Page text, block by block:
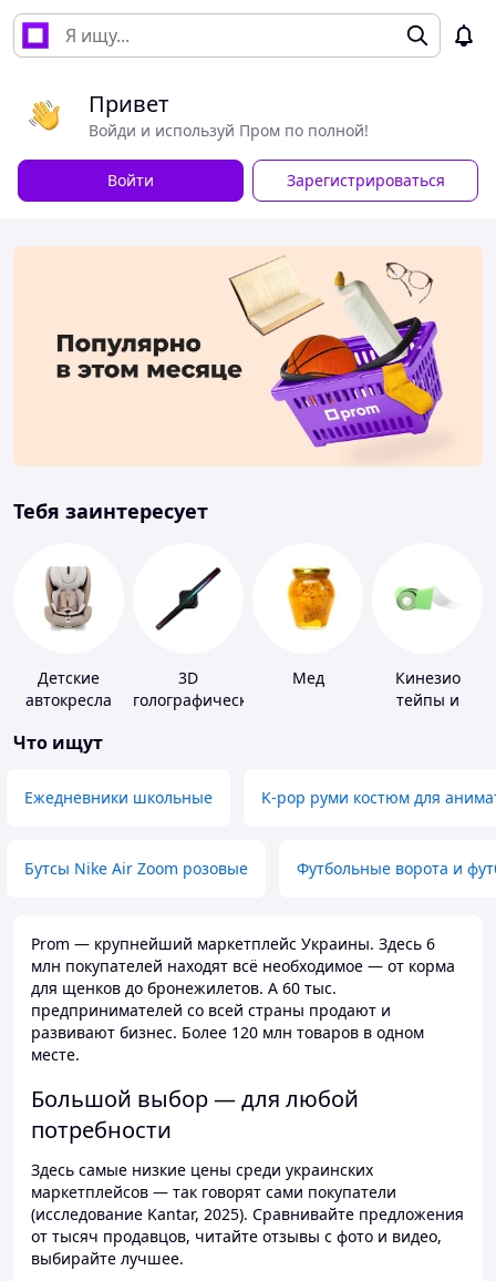
Привет
Войди и используй Пром по полной!
Войти Зарегистрироваться
Тебя заинтересует
Детские
автокресла
3D
голографические
Мед
Кинезио
тейпы и
Что ищут
Ежедневники школьные K-pop руми костюм для
Бутсы Nike Air Zoom розовые Футбольные ворота и
Prom — крупнейший маркетплейс Украины. Здесь 6
млн покупателей находят всё необходимое — от корма
для щенков до бронежилетов. А 60 тыс.
предпринимателей со всей страны продают и
развивают бизнес. Более 120 млн товаров в одном
месте.
Большой выбор — для любой
потребности
Здесь самые низкие цены среди украинских
маркетплейсов — так говорят сами покупатели
(исследование Kantar, 2025). Сравнивайте предложения
от тысяч продавцов, читайте отзывы с фото и видео,
выбирайте лучшее.